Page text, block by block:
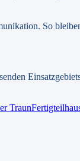
So
Traun